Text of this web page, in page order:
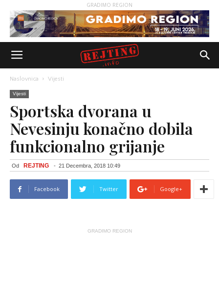
GRADIMO REGION
Naslovnica Vijesti
Vijesti
Sportska dvorana u
Nevesinju konačno dobila
funkcionalno grijanje
Od REJTING - 21 Decembra, 2018 10:49
Facebook Twitter Google+
GRADIMO REGION